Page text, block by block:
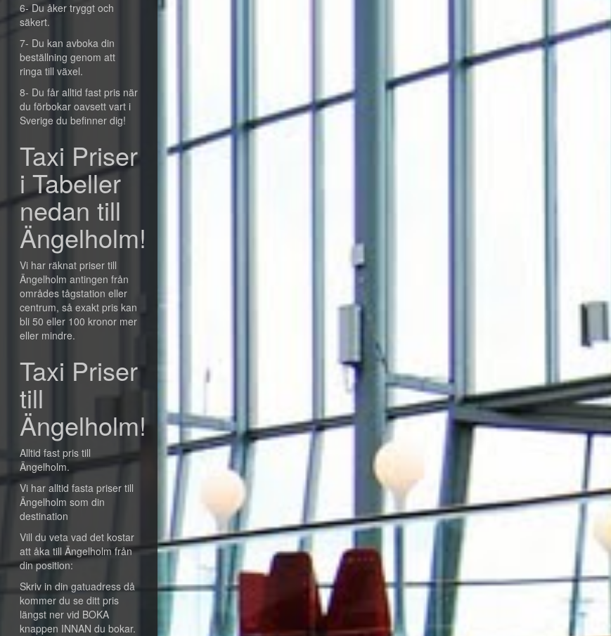
6- Du åker tryggt och
säkert.
7- Du kan avboka din
beställning genom att
ringa till växel.
8- Du får alltid fast pris när
du förbokar oavsett vart i
Sverige du befinner dig!
Taxi Priser
i Tabeller
nedan till
Ängelholm!
Vi har räknat priser till
Ängelholm antingen från
områdes tågstation eller
centrum, så exakt pris kan
bli 50 eller 100 kronor mer
eller mindre.
Taxi Priser
till
Ängelholm!
Alltid fast pris till
Ängelholm.
Vi har alltid fasta priser till
Ängelholm som din
destination
Vill du veta vad det kostar
att åka till Ängelholm från
din position:
Skriv in din gatuadress då
kommer du se ditt pris
längst ner vid BOKA
knappen INNAN du bokar.